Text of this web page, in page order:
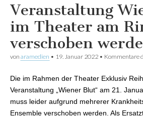
Veranstaltung
im Theater am
verschoben
von aramedien • 19. Januar 2022 • Kommentare
Die im Rahmen der Theater Exklusiv
Veranstaltung „Wiener Blut“ am 21.
muss leider aufgrund mehrerer
Ensemble verschoben werden. Als